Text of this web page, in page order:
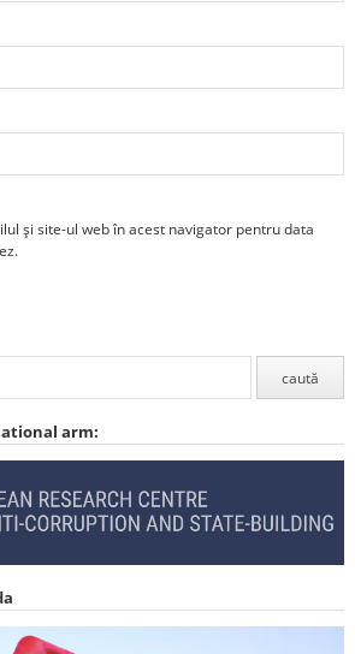
și site-ul web în acest navigator pentru data
arm: